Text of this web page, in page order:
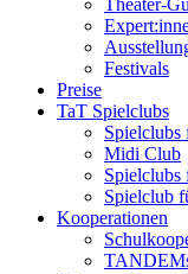
Theater-
Festivals
Preise
TaT Spielclubs
Midi Club
Spielclubs
Spielclub
Kooperationen